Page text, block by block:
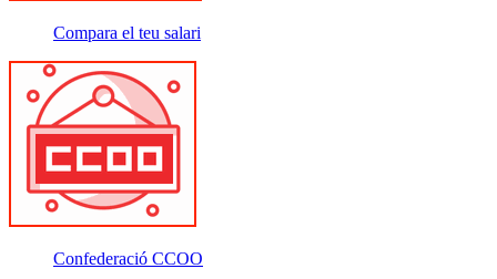
Compara el teu salari
Confederació CCOO